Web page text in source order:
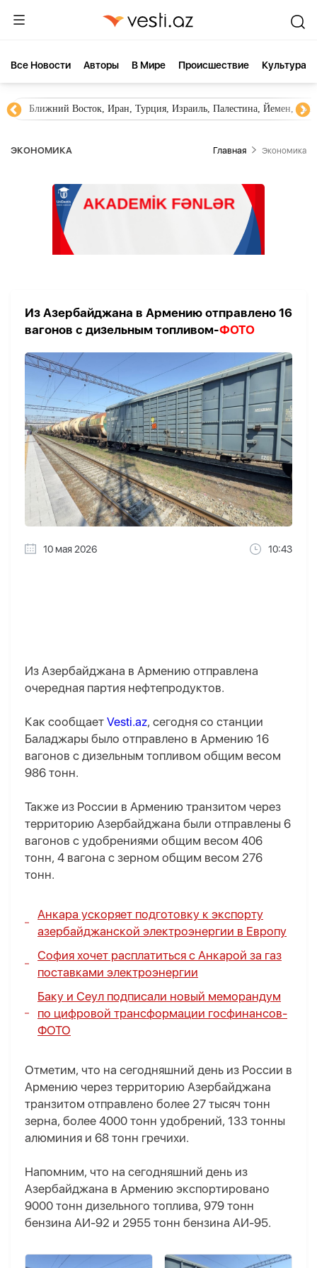
Все Новости Aвторы В Мире Происшествие Культура
Ближний Восток, Иран, Турция, Израиль, Палестина, Йемен,
ЭКОНОМИКА Главная Экономика
Из Азербайджана в Армению отправлено 16
вагонов с дизельным топливом-ФОТО
10 мая 2026 10:43
Из Азербайджана в Армению отправлена
очередная партия нефтепродуктов.
Как сообщает Vesti.az, сегодня со станции
Баладжары было отправлено в Армению 16
вагонов с дизельным топливом общим весом
986 тонн.
Также из России в Армению транзитом через
территорию Азербайджана были отправлены 6
вагонов с удобрениями общим весом 406
тонн, 4 вагона с зерном общим весом 276
тонн.
Анкара ускоряет подготовку к экспорту
азербайджанской электроэнергии в Европу
София хочет расплатиться с Анкарой за газ
поставками электроэнергии
Баку и Сеул подписали новый меморандум
по цифровой трансформации госфинансов-
ФОТО
Отметим, что на сегодняшний день из России в
Армению через территорию Азербайджана
транзитом отправлено более 27 тысяч тонн
зерна, более 4000 тонн удобрений, 133 тонны
алюминия и 68 тонн гречихи.
Напомним, что на сегодняшний день из
Азербайджана в Армению экспортировано
9000 тонн дизельного топлива, 979 тонн
бензина АИ-92 и 2955 тонн бензина АИ-95.